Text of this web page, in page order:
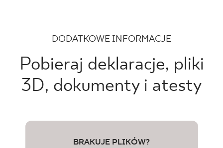
DODATKOWE INFORMACJE
Pobieraj deklaracje, pliki
3D, dokumenty i atesty
BRAKUJE PLIKÓW?